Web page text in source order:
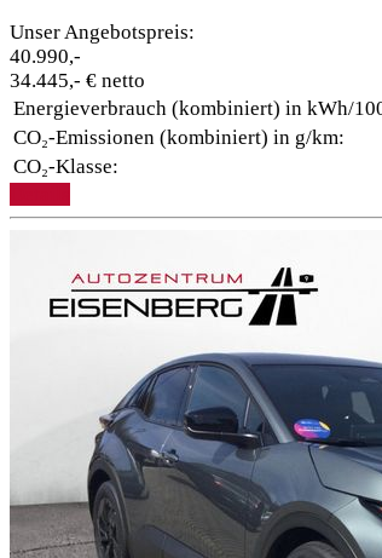
Unser Angebotspreis:
40.990,-
34.445,- € netto
Energieverbrauch (kombiniert) in kWh/
CO₂-Emissionen (kombiniert) in g/km:
CO₂-Klasse: